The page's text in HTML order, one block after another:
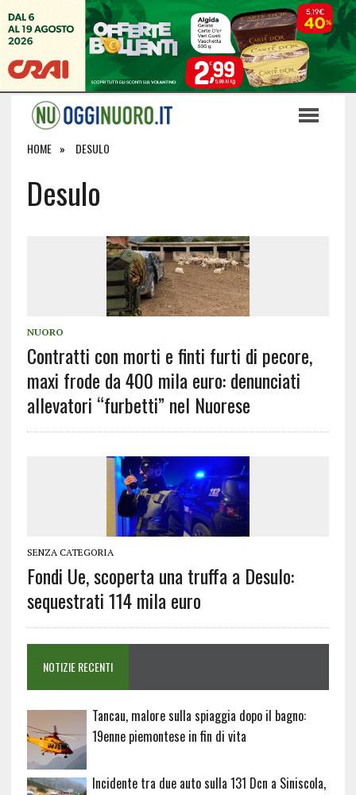
HOME DESULO
Desulo
NUORO
Contratti con morti e finti furti di pecore,
maxi frode da 400 mila euro: denunciati
allevatori “furbetti” nel Nuorese
SENZA CATEGORIA
Fondi Ue, scoperta una truffa a Desulo:
sequestrati 114 mila euro
NOTIZIE RECENTI
Tancau, malore sulla spiaggia dopo il bagno:
19enne piemontese in fin di vita
Incidente tra due auto sulla 131 Dcn a Siniscola,